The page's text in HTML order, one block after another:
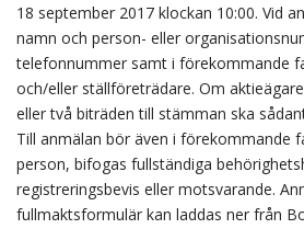
18 september 2017 klockan 10:00. Vid
namn och person- eller
telefonnummer samt i förekommande
och/eller ställföreträdare. Om
eller två biträden till stämman ska
Till anmälan bör även i förekommande
person, bifogas fullständiga
registreringsbevis eller motsvarande.
fullmaktsformulär kan laddas ner från